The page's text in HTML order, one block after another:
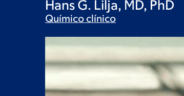
Hans G. Lilja, MD, PhD
Químico clínico